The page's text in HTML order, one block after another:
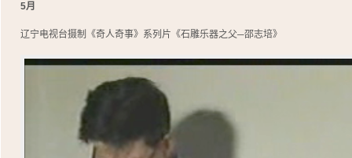
5月
辽宁电视台摄制《奇人奇事》系列片《石雕乐器之父─邵志培》